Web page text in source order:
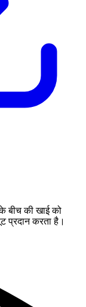
बीच की खाई को
प्रदान करता है।